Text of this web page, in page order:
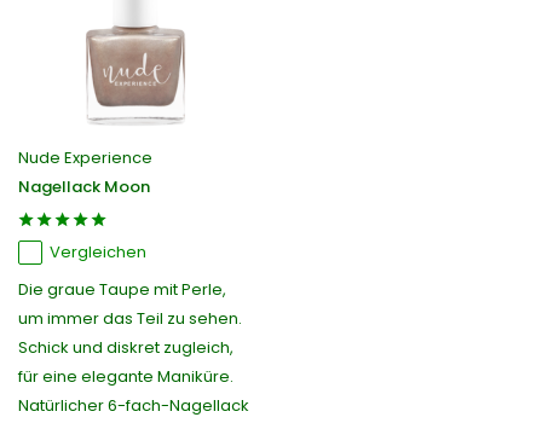
Nude Experience
Nagellack Moon
Vergleichen
Die graue Taupe mit Perle,
um immer das Teil zu sehen.
Schick und diskret zugleich,
für eine elegante Maniküre.
Natürlicher 6-fach-Nagellack